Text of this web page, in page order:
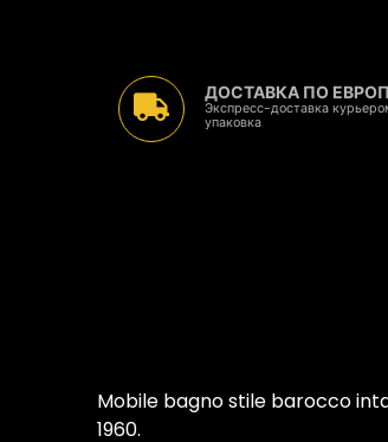
ДОСТАВКА ПО
Экспресс-доставка
упаковка
Mobile bagno stile barocco
1960.